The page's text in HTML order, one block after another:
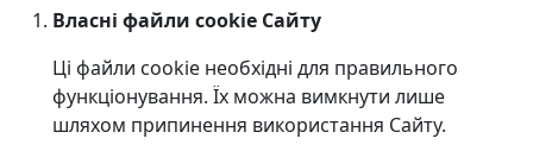
Власні файли cookie Сайту
Ці файли cookie необхідні для правильного
функціонування. Їх можна вимкнути лише
шляхом припинення використання Сайту.